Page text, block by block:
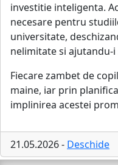
investitie inteligenta.
necesare pentru
universitate,
nelimitate si ajutandu-
Fiecare zambet de
maine, iar prin
implinirea acestei
21.05.2026 - Deschide